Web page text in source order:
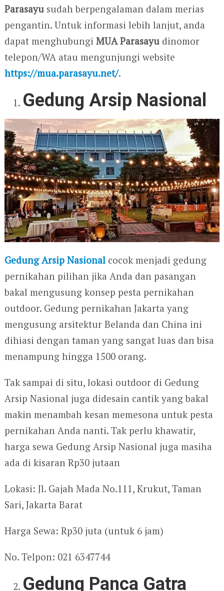
Parasayusudah berpengalaman dalam merias
pengantin. Untuk informasi lebih lanjut, anda
dapat menghubungi MUA Parasayudinomor
telepon/WA atau mengunjungi website
https://mua.parasayu.net/.
Gedung Arsip Nasional
Gedung Arsip Nasionalcocok menjadi gedung
pernikahan pilihan jika Anda dan pasangan
bakal mengusung konsep pesta pernikahan
outdoor. Gedung pernikahan Jakarta yang
mengusung arsitektur Belanda dan China ini
dihiasi dengan taman yang sangat luas dan bisa
menampung hingga 1500 orang.
Tak sampai di situ, lokasi outdoor di Gedung
Arsip Nasional juga didesain cantik yang bakal
makin menambah kesan memesona untuk pesta
pernikahan Anda nanti. Tak perlu khawatir,
harga sewa Gedung Arsip Nasional juga masiha
ada di kisaran Rp30 jutaan
Lokasi: Jl. Gajah Mada No.111, Krukut, Taman
Sari, Jakarta Barat
Harga Sewa: Rp30 juta (untuk 6 jam)
No. Telpon: 021 6347744
Gedung Panca Gatra